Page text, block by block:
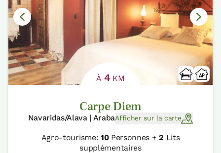
À 4 KM
Carpe Diem
Navaridas/Alava | ArabaAfficher sur la carte
Agro-tourisme: 10Personnes +2 Lits
supplémentaires